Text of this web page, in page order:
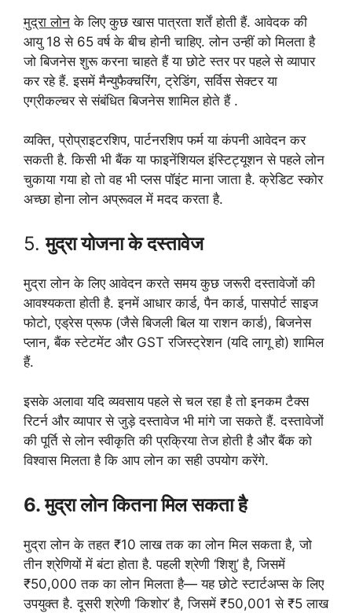
मुद्रा लोन के लिए कुछ खास पात्रता शर्तें होती हैं. आवेदक की
आयु 18 से 65 वर्ष के बीच होनी चाहिए. लोन उन्हीं को मिलता है
जो बिजनेस शुरू करना चाहते हैं या छोटे स्तर पर पहले से व्यापार
कर रहे हैं. इसमें मैन्युफैक्चरिंग, ट्रेडिंग, सर्विस सेक्टर या
एग्रीकल्चर से संबंधित बिजनेस शामिल होते हैं .
व्यक्ति, प्रोप्राइटरशिप, पार्टनरशिप फर्म या कंपनी आवेदन कर
सकती है. किसी भी बैंक या फाइनेंशियल इंस्टिट्यूशन से पहले लोन
चुकाया गया हो तो वह भी प्लस पॉइंट माना जाता है. क्रेडिट स्कोर
अच्छा होना लोन अप्रूवल में मदद करता है.
5.मुद्रा योजना के दस्तावेज
मुद्रा लोन के लिए आवेदन करते समय कुछ जरूरी दस्तावेजों की
आवश्यकता होती है. इनमें आधार कार्ड, पैन कार्ड, पासपोर्ट साइज
फोटो, एड्रेस प्रूफ (जैसे बिजली बिल या राशन कार्ड), बिजनेस
प्लान, बैंक स्टेटमेंट और GST रजिस्ट्रेशन (यदि लागू हो) शामिल
हैं.
इसके अलावा यदि व्यवसाय पहले से चल रहा है तो इनकम टैक्स
रिटर्न और व्यापार से जुड़े दस्तावेज भी मांगे जा सकते हैं. दस्तावेजों
की पूर्ति से लोन स्वीकृति की प्रक्रिया तेज होती है और बैंक को
विश्वास मिलता है कि आप लोन का सही उपयोग करेंगे.
6. मुद्रा लोन कितना मिल सकता है
मुद्रा लोन के तहत ₹10 लाख तक का लोन मिल सकता है, जो
तीन श्रेणियों में बंटा होता है. पहली श्रेणी ‘शिशु’ है, जिसमें
₹50,000 तक का लोन मिलता है— यह छोटे स्टार्टअप्स के लिए
उपयुक्त है. दूसरी श्रेणी ‘किशोर’ है, जिसमें ₹50,001 से ₹5 लाख